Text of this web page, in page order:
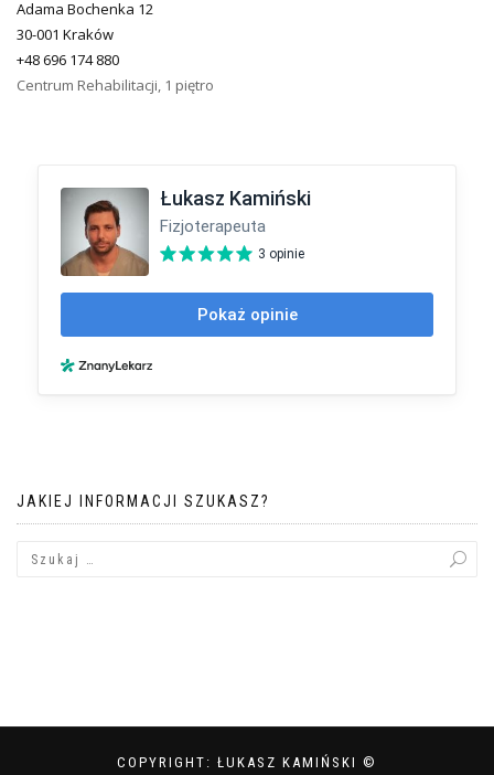
Adama Bochenka 12
30-001 Kraków
+48 696 174 880
Centrum Rehabilitacji, 1 piętro
JAKIEJ INFORMACJI SZUKASZ?
COPYRIGHT: ŁUKASZ KAMIŃSKI ©